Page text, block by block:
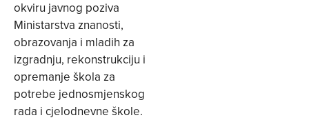
okviru javnog poziva
Ministarstva znanosti,
obrazovanja i mladih za
izgradnju, rekonstrukciju i
opremanje škola za
potrebe jednosmjenskog
rada i cjelodnevne škole.